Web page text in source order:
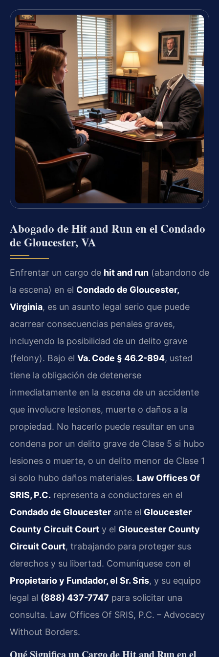
Abogado de Hit and Run en el Condado
de Gloucester, VA
Enfrentar un cargo de hit and run (abandono de
la escena) en el Condado de Gloucester,
Virginia, es un asunto legal serio que puede
acarrear consecuencias penales graves,
incluyendo la posibilidad de un delito grave
(felony). Bajo el Va. Code § 46.2-894, usted
tiene la obligación de detenerse
inmediatamente en la escena de un accidente
que involucre lesiones, muerte o daños a la
propiedad. No hacerlo puede resultar en una
condena por un delito grave de Clase 5 si hubo
lesiones o muerte, o un delito menor de Clase 1
si solo hubo daños materiales. Law Offices Of
SRIS, P.C. representa a conductores en el
Condado de Gloucester ante el Gloucester
County Circuit Court y el Gloucester County
Circuit Court, trabajando para proteger sus
derechos y su libertad. Comuníquese con el
Propietario y Fundador, el Sr. Sris, y su equipo
legal al (888) 437-7747 para solicitar una
consulta. Law Offices Of SRIS, P.C. – Advocacy
Without Borders.